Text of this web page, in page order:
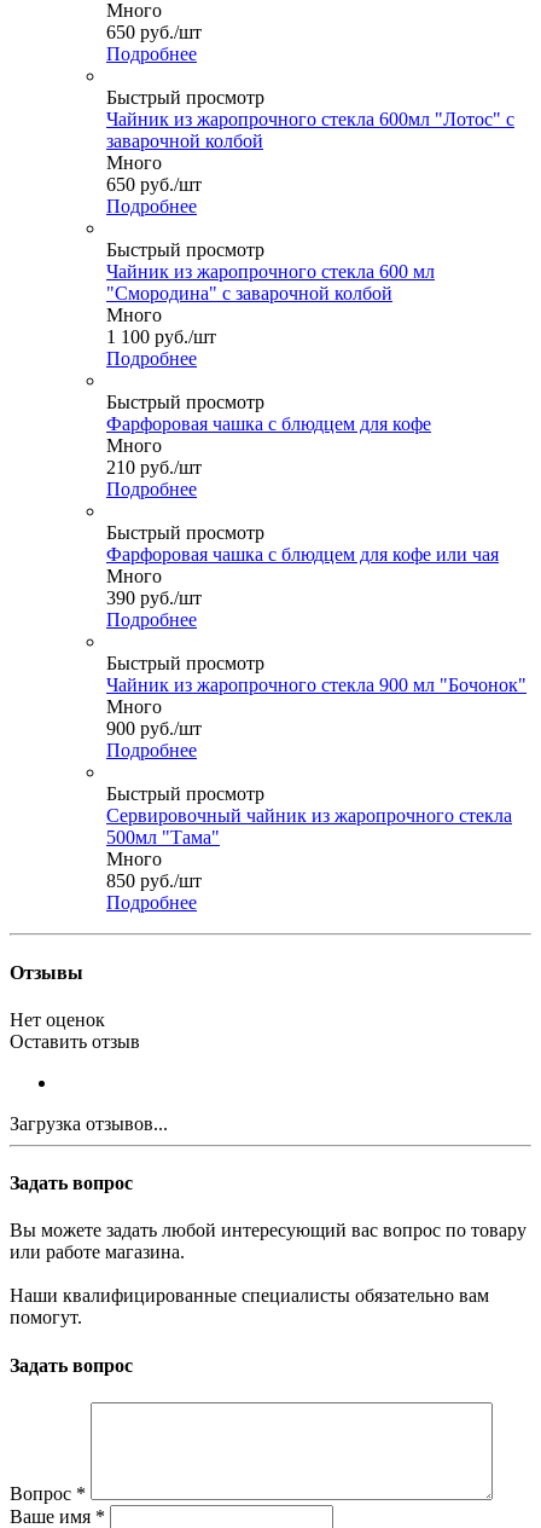
Много
650 руб./шт
Подробнее
Быстрый просмотр
Чайник из жаропрочного стекла 600мл "Лотос" с
заварочной колбой
Много
650 руб./шт
Подробнее
Быстрый просмотр
Чайник из жаропрочного стекла 600 мл
"Смородина" с заварочной колбой
Много
1 100 руб./шт
Подробнее
Быстрый просмотр
Фарфоровая чашка с блюдцем для кофе
Много
210 руб./шт
Подробнее
Быстрый просмотр
Фарфоровая чашка с блюдцем для кофе или чая
Много
390 руб./шт
Подробнее
Быстрый просмотр
Чайник из жаропрочного стекла 900 мл "Бочонок"
Много
900 руб./шт
Подробнее
Быстрый просмотр
Сервировочный чайник из жаропрочного стекла
500мл "Тама"
Много
850 руб./шт
Подробнее
Отзывы
Нет оценок
Оставить отзыв
Загрузка отзывов...
Задать вопрос
Вы можете задать любой интересующий вас вопрос по товару
или работе магазина.
Наши квалифицированные специалисты обязательно вам
помогут.
Задать вопрос
Вопрос *
Ваше имя *